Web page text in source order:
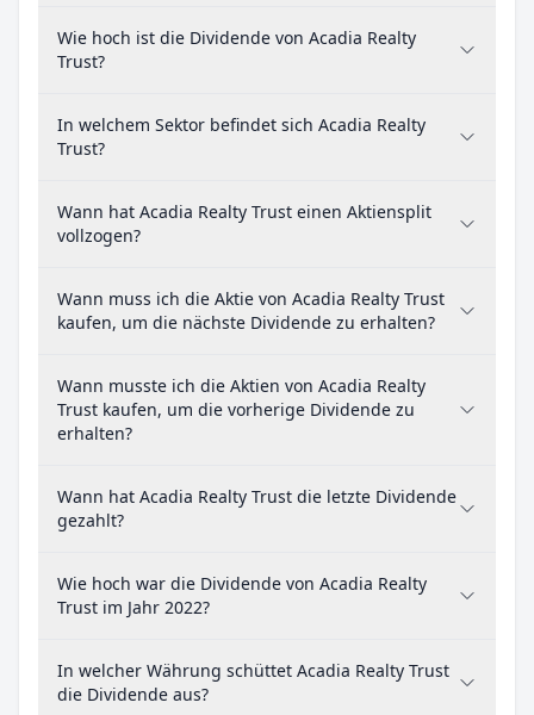
Wie hoch ist die Dividende von Acadia Realty
Trust?
In welchem Sektor befindet sich Acadia Realty
Trust?
Wann hat Acadia Realty Trust einen Aktiensplit
vollzogen?
Wann muss ich die Aktie von Acadia Realty Trust
kaufen, um die nächste Dividende zu erhalten?
Wann musste ich die Aktien von Acadia Realty
Trust kaufen, um die vorherige Dividende zu
erhalten?
Wann hat Acadia Realty Trust die letzte Dividende
gezahlt?
Wie hoch war die Dividende von Acadia Realty
Trust im Jahr 2022?
In welcher Währung schüttet Acadia Realty Trust
die Dividende aus?